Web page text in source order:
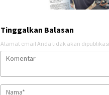
Tinggalkan Balasan
Alamat email Anda tidak akan